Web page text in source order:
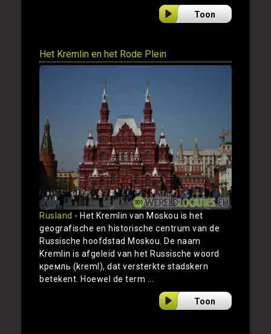
Toon
Het Kremlin en het Rode Plein
Rusland - Het Kremlin van Moskou is het
geografische en historische centrum van de
Russische hoofdstad Moskou. De naam
Kremlin is afgeleid van het Russische woord
кремль (kreml), dat versterkte stadskern
betekent. Hoewel de term ...
Toon